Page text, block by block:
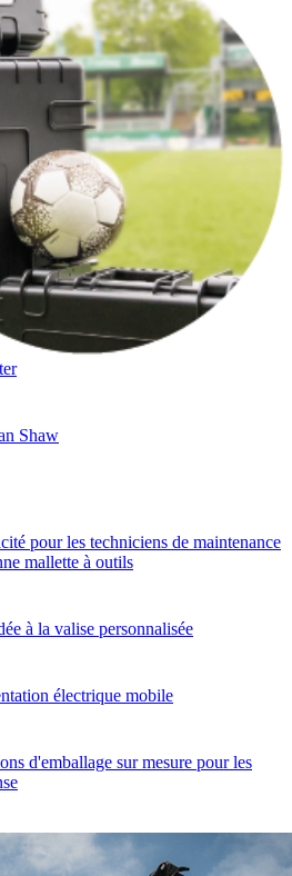
Shaw
pour les techniciens de maintenance
mallette à outils
à la valise personnalisée
électrique mobile
d'emballage sur mesure pour les